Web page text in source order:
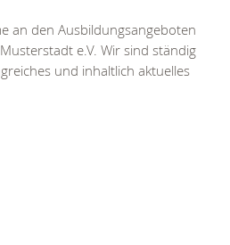
an den Ausbildungsangeboten
e.V. Wir sind ständig
und inhaltlich aktuelles